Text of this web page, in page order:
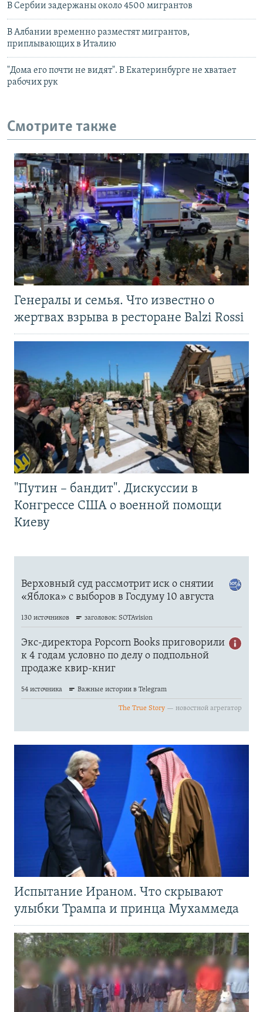
В Сербии задержаны около 4500 мигрантов
В Албании временно разместят мигрантов,
приплывающих в Италию
"Дома его почти не видят". В Екатеринбурге не хватает
рабочих рук
Смотрите также
Генералы и семья. Что известно о
жертвах взрыва в ресторане Balzi Rossi
"Путин – бандит". Дискуссии в
Конгрессе США о военной помощи
Киеву
Испытание Ираном. Что скрывают
улыбки Трампа и принца Мухаммеда